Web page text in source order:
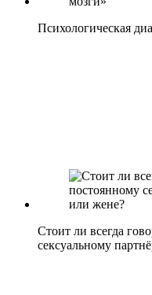
Психологическая
Стоит ли всегда
сексуальному